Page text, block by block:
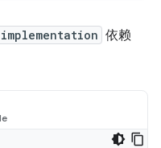
implementation 依赖